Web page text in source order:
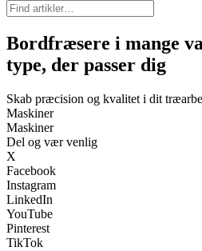
Bordfræsere i mange
type, der passer dig
Skab præcision og kvalitet i dit
Maskiner
Maskiner
Del og vær venlig
X
Facebook
Instagram
LinkedIn
YouTube
Pinterest
TikTok